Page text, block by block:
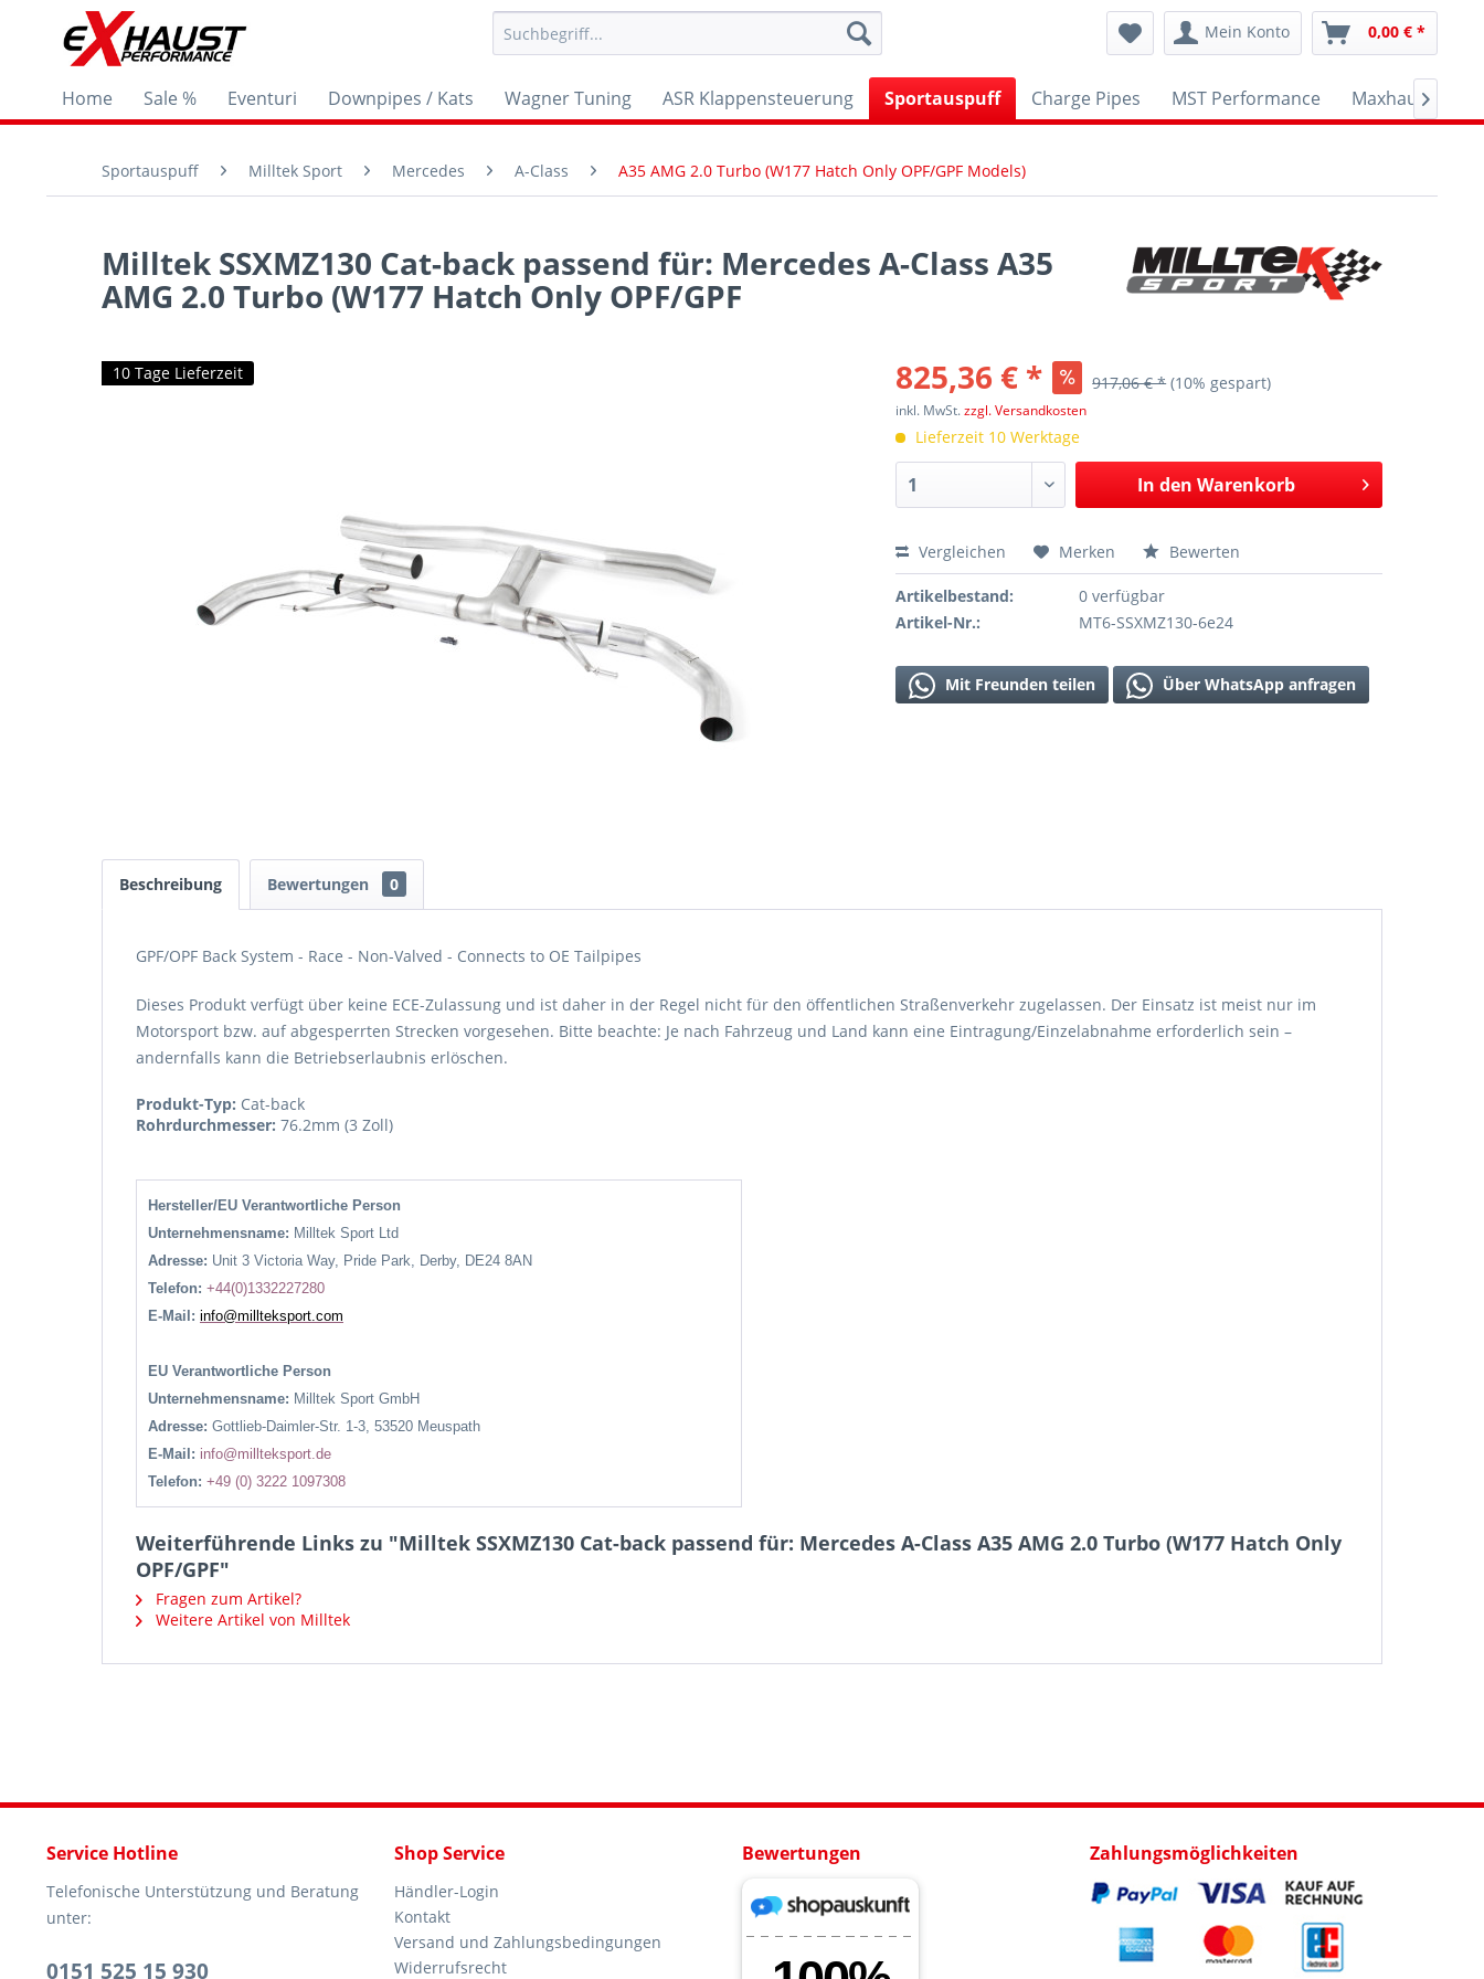
Mein Konto 0,00 € *
Home Sale % Eventuri Downpipes / Kats Wagner Tuning ASR Klappensteuerung Sportauspuff Charge Pipes MST Performance Maxhaust

Sportauspuff Milltek Sport Mercedes A-Class A35 AMG 2.0 Turbo (W177 Hatch Only OPF/GPF Models)
Milltek SSXMZ130 Cat-back passend für: Mercedes A-Class A35
AMG 2.0 Turbo (W177 Hatch Only OPF/GPF
10 Tage Lieferzeit 825,36 € * 917,06 € * (10% gespart)
inkl. MwSt.zzgl. Versandkosten
Lieferzeit 10 Werktage
In den Warenkorb
Vergleichen Merken Bewerten
Artikelbestand:
0 verfügbar
Artikel-Nr.:
MT6-SSXMZ130-6e24
Mit Freunden teilen Über WhatsApp anfragen
Beschreibung Bewertungen 0
GPF/OPF Back System - Race - Non-Valved - Connects to OE Tailpipes
Dieses Produkt verfügt über keine ECE-Zulassung und ist daher in der Regel nicht für den öffentlichen Straßenverkehr zugelassen. Der Einsatz ist meist nur im
Motorsport bzw. auf abgesperrten Strecken vorgesehen. Bitte beachte: Je nach Fahrzeug und Land kann eine Eintragung/Einzelabnahme erforderlich sein –
andernfalls kann die Betriebserlaubnis erlöschen.
Produkt-Typ: Cat-back
Rohrdurchmesser: 76.2mm (3 Zoll)
Hersteller/EU Verantwortliche Person
Unternehmensname: Milltek Sport Ltd
Adresse: Unit 3 Victoria Way, Pride Park, Derby, DE24 8AN
Telefon: +44(0)1332227280
E-Mail: info@millteksport.com
EU Verantwortliche Person
Unternehmensname: Milltek Sport GmbH
Adresse: Gottlieb-Daimler-Str. 1-3, 53520 Meuspath
E-Mail: info@millteksport.de
Telefon: +49 (0) 3222 1097308
Weiterführende Links zu "Milltek SSXMZ130 Cat-back passend für: Mercedes A-Class A35 AMG 2.0 Turbo (W177 Hatch Only
OPF/GPF"
Fragen zum Artikel?
Weitere Artikel von Milltek
Service Hotline
Telefonische Unterstützung und Beratung
unter:
0151 525 15 930
Shop Service
Händler-Login
Kontakt
Versand und Zahlungsbedingungen
Widerrufsrecht
Bewertungen Zahlungsmöglichkeiten